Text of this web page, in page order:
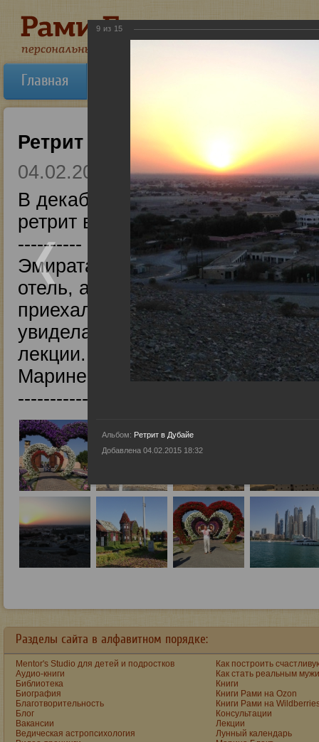
Главная
Ретрит в Дубайе
04.02.2014
В декабре 2014 года состоялся
ретрит в 100 км от Дубай (ОАЭ).
---------- Отзывы: Дорогой и
Эмиратах! Это лучшая поездка
отель, а главное-
приехали. Замечательные,
увидела Вас и Свамиджи.
лекции. Рами, мы Вас очень
Марине и Вашим детям!!!
------------------
Разделы сайта в алфавитном порядке:
Mentor's Studio для детей и подростков
Аудио-книги
Библиотека
Биография
Благотворительность
Блог
Вакансии
Ведическая астропсихология
Как построить
Как стать реальным
Книги
Книги Рами на Ozon
Книги Рами на
Консультации
Лекции
Лунный календарь
9 из 15
Альбом: Ретрит в Дубайе
Добавлена 04.02.2015 18:32